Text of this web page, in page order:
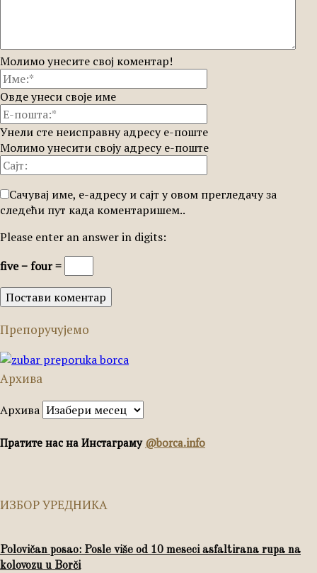
Молимо унесите свој коментар!
Овде унеси своје име
Унели сте неисправну адресу е-поште
Молимо унесити своју адресу е-поште
Сачувај име, е-адресу и сајт у овом прегледачу за
следећи пут када коментаришем..
Please enter an answer in digits:
five − four =
Препоручујемо
Архива
Архива
Пратите нас на Инстаграму @borca.info
ИЗБОР УРЕДНИКА
Polovičan posao: Posle više od 10 meseci asfaltirana rupa na
kolovozu u Borči